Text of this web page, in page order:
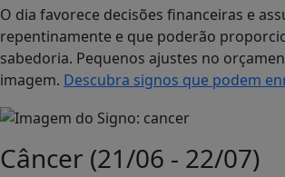
O dia favorece decisões financeiras e
repentinamente e que poderão
sabedoria. Pequenos ajustes no
imagem. Descubra signos que podem
Câncer (21/06 - 22/07)